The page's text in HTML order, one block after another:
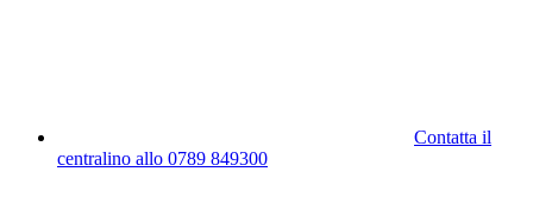
Contatta il
centralino allo 0789 849300